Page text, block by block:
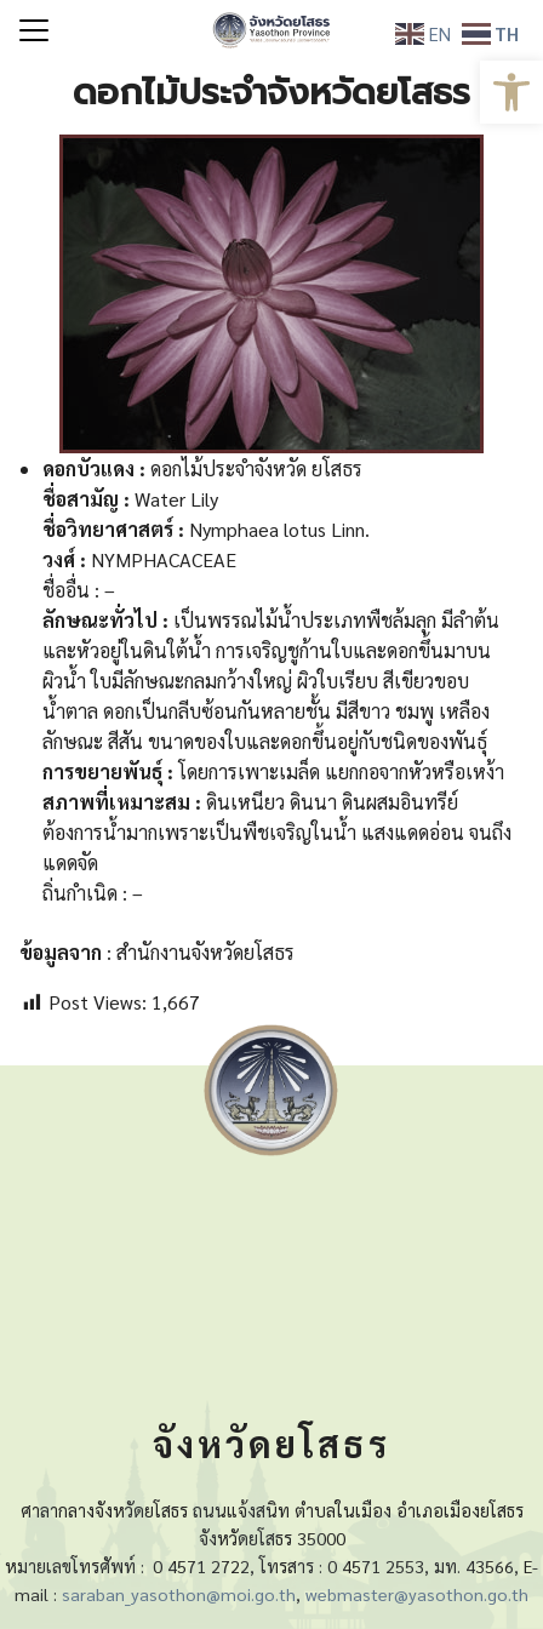
Skip
ดอกไม้ประจำจังหวัดยโสธร
ดอกบัวแดง :ดอกไม้ประจำจังหวัด ยโสธร
ชื่อสามัญ : Water Lily
ชื่อวิทยาศาสตร์ : Nymphaea lotus Linn.
วงศ์ : NYMPHACACEAE
ชื่ออื่น : –
ลักษณะทั่วไป : เป็นพรรณไม้น้ำประเภทพืชล้มลุก มีลำต้น
และหัวอยู่ในดินใต้น้ำ การเจริญชูก้านใบและดอกขึ้นมาบน
ผิวน้ำ ใบมีลักษณะกลมกว้างใหญ่ ผิวใบเรียบ สีเขียวขอบ
น้ำตาล ดอกเป็นกลีบซ้อนกันหลายชั้น มีสีขาว ชมพู เหลือง
ลักษณะ สีสัน ขนาดของใบและดอกขึ้นอยู่กับชนิดของพันธุ์
การขยายพันธุ์ : โดยการเพาะเมล็ด แยกกอจากหัวหรือเหง้า
สภาพที่เหมาะสม : ดินเหนียว ดินนา ดินผสมอินทรีย์
ต้องการน้ำมากเพราะเป็นพืชเจริญในน้ำ แสงแดดอ่อน จนถึง
แดดจัด
ถิ่นกำเนิด : –
ข้อมูลจาก : สำนักงานจังหวัดยโสธร
Post Views: 1,667
จังหวัดยโสธร
ศาลากลางจังหวัดยโสธร ถนนแจ้งสนิท ตำบลในเมือง อำเภอเมืองยโสธร
จังหวัดยโสธร 35000
หมายเลขโทรศัพท์ : 0 4571 2722, โทรสาร : 0 4571 2553, มท. 43566, E-
mail : saraban_yasothon@moi.go.th, webmaster@yasothon.go.th
EN TH